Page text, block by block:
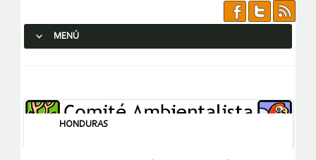
MENÚ
HONDURAS